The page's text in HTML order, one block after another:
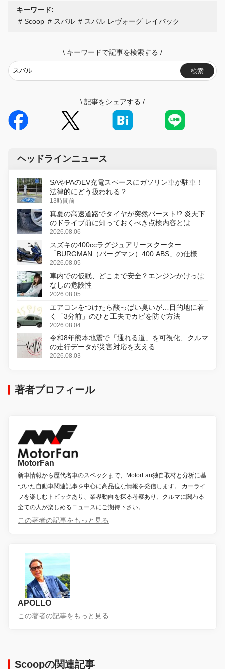
キーワード:
Scoop
スバル スバル レヴォーグ レイバック
\ キーワードで記事を検索する /
検索
\ 記事をシェアする /
ヘッドラインニュース
SAやPAのEV充電スペースにガソリン車が駐車！
法律的にどう扱われる？
13時間前
真夏の高速道路でタイヤが突然バースト!? 炎天下
のドライブ前に知っておくべき点検内容とは
2026.08.06
スズキの400ccラグジュアリースクーター
「BURGMAN（バーグマン）400 ABS」の仕様を
変更し、8月18日に発売
2026.08.05
車内での仮眠、どこまで安全？エンジンかけっぱ
なしの危険性
2026.08.05
エアコンをつけたら酸っぱい臭いが…目的地に着
く「3分前」のひと工夫でカビを防ぐ方法
2026.08.04
令和8年熊本地震で「通れる道」を可視化、クルマ
の走行データが災害対応を支える
2026.08.03
著者プロフィール
MotorFan
新車情報から歴代名車のスペックまで、MotorFan独自取材と分析に基
づいた自動車関連記事を中心に高品位な情報を発信します。 カーライ
フを楽しむトピックあり、業界動向を探る考察あり、クルマに関わる
全ての人が楽しめるニュースにご期待下さい。
この著者の記事をもっと見る
APOLLO
この著者の記事をもっと見る
Scoopの関連記事